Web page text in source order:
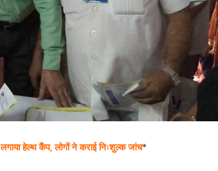
हेल्थ कैंप, लोगों ने कराई निःशुल्क जांच*